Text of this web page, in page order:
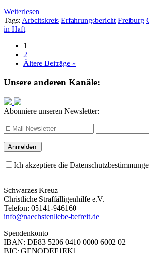
Weiterlesen
Tags: Arbeitskreis Erfahrungsbericht Freiburg
in Haft
1
2
Ältere Beiträge »
Unsere anderen Kanäle:
Abonniere unseren Newsletter:
Ich akzeptiere die
Schwarzes Kreuz
Christliche Straffälligenhilfe e.V.
Telefon: 05141-946160
info@naechstenliebe-befreit.de
Spendenkonto
IBAN: DE83 5206 0410 0000 6002 02
BIC: GENODEF1EK1